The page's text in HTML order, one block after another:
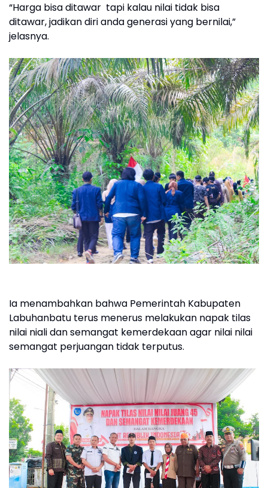
“Harga bisa ditawar tapi kalau nilai tidak bisa
ditawar, jadikan diri anda generasi yang bernilai,”
jelasnya.
Ia menambahkan bahwa Pemerintah Kabupaten
Labuhanbatu terus menerus melakukan napak tilas
nilai niali dan semangat kemerdekaan agar nilai nilai
semangat perjuangan tidak terputus.